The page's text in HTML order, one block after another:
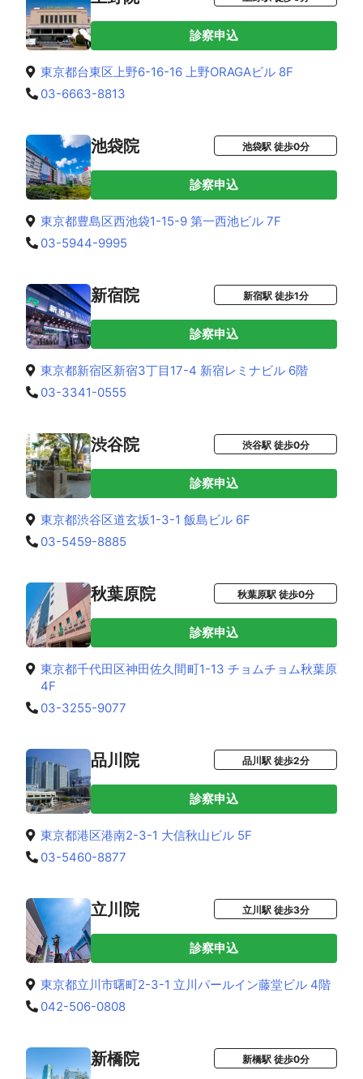
診察申込
東京都台東区上野6-16-16 上野ORAGAビル 8F
03-6663-8813
池袋院 池袋駅 徒歩0分
診察申込
東京都豊島区西池袋1-15-9 第一西池ビル 7F
03-5944-9995
新宿院 新宿駅 徒歩1分
診察申込
東京都新宿区新宿3丁目17-4 新宿レミナビル 6階
03-3341-0555
渋谷院 渋谷駅 徒歩0分
診察申込
東京都渋谷区道玄坂1-3-1 飯島ビル 6F
03-5459-8885
秋葉原院 秋葉原駅 徒歩0分
診察申込
東京都千代田区神田佐久間町1-13 チョムチョム秋葉原
4F
03-3255-9077
品川院 品川駅 徒歩2分
診察申込
東京都港区港南2-3-1 大信秋山ビル 5F
03-5460-8877
立川院 立川駅 徒歩3分
診察申込
東京都立川市曙町2-3-1 立川パールイン藤堂ビル 4階
042-506-0808
新橋院 新橋駅 徒歩0分